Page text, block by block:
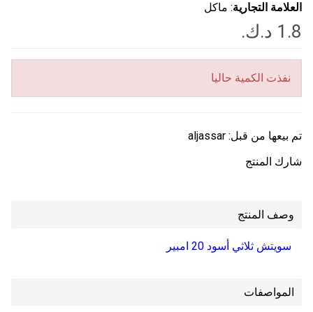
العلامة التجارية: ماكل
نفذت الكمية حاليا
تم بيعها من قبل: aljassar
شارك المنتج
وصف المنتج
سويتش ثلاثي أسود 20 امبير
المواصفات